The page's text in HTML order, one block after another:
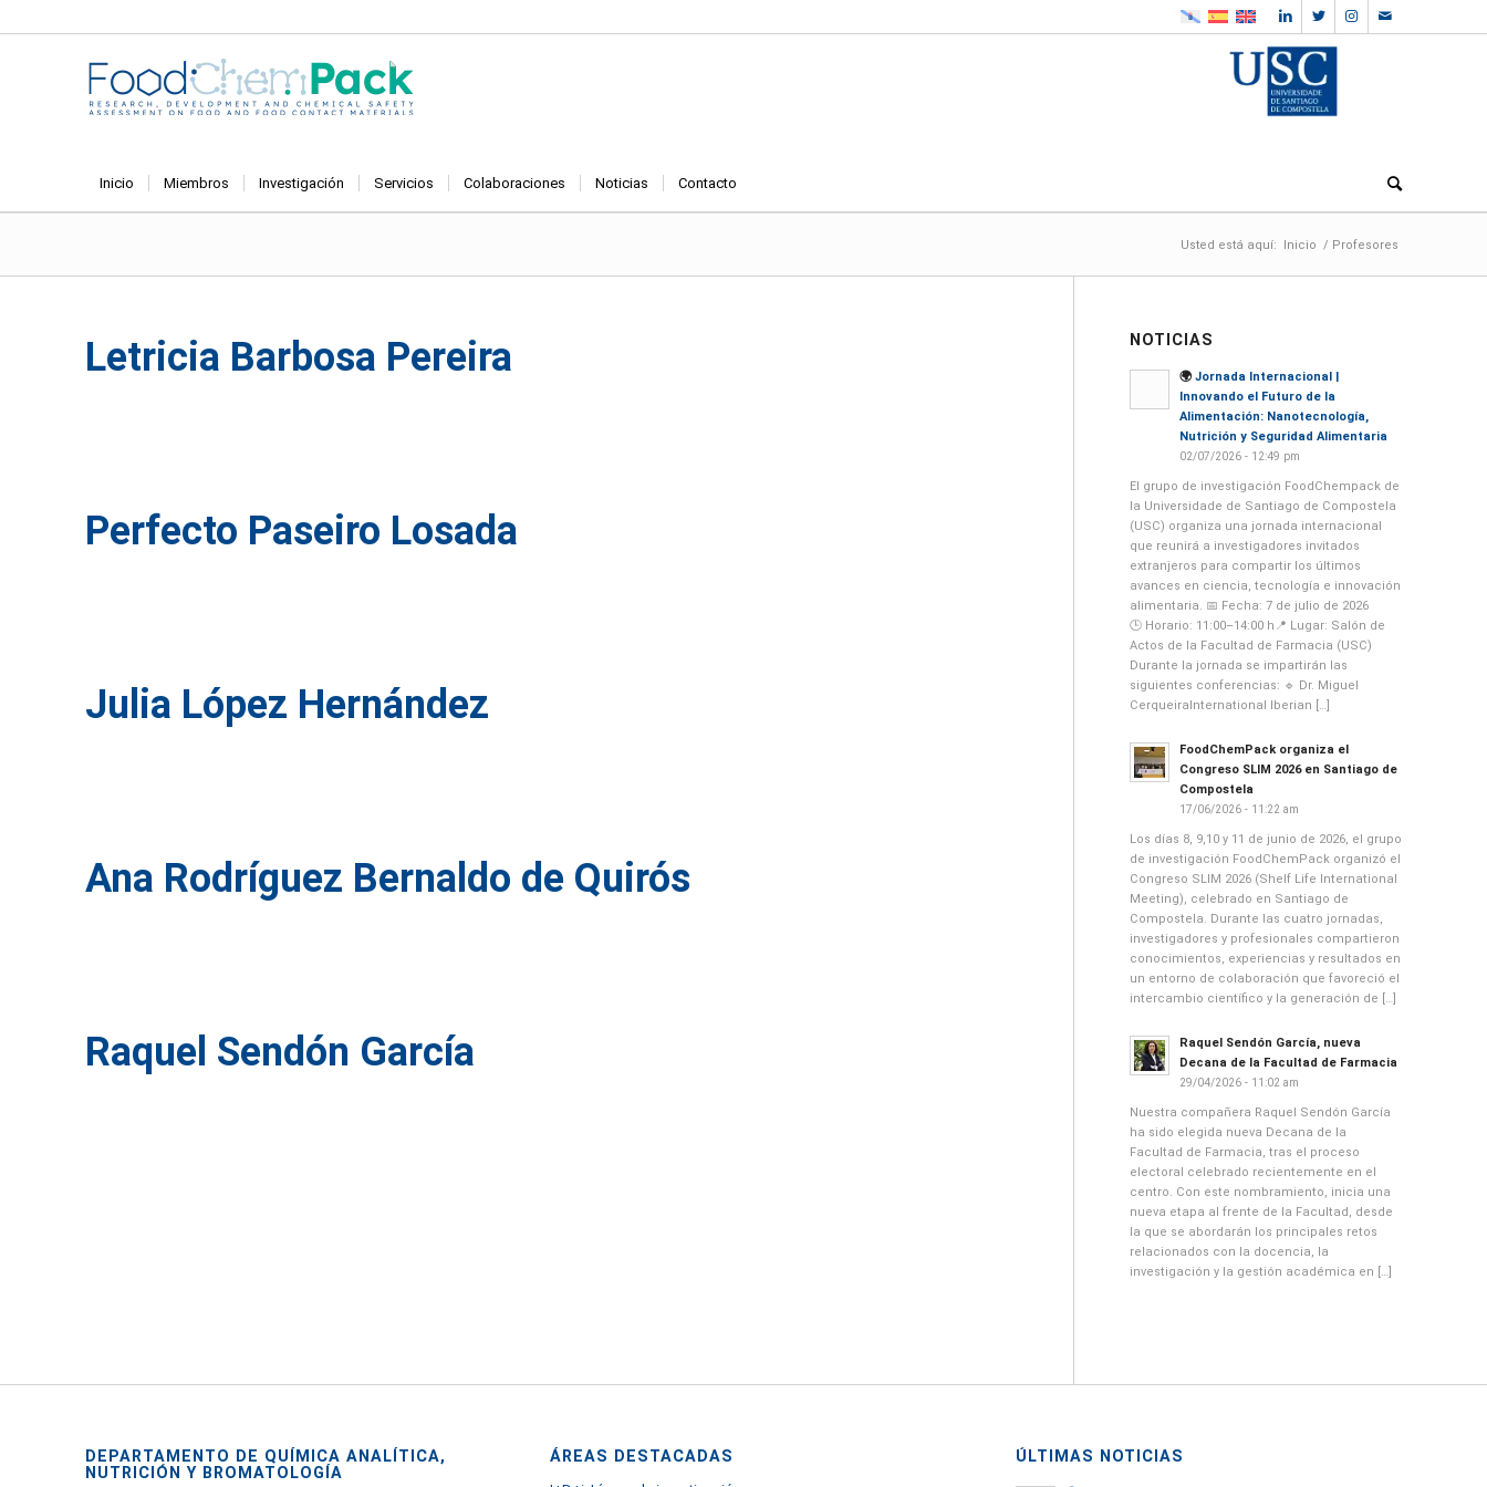
Inicio Miembros Investigación Servicios Colaboraciones Noticias Contacto
Usted está aquí: Inicio / Profesores
Letricia Barbosa Pereira
Perfecto Paseiro Losada
Julia López Hernández
Ana Rodríguez Bernaldo de Quirós
Raquel Sendón García
NOTICIAS
🌍 Jornada Internacional |
Innovando el Futuro de la
Alimentación: Nanotecnología,
Nutrición y Seguridad Alimentaria
02/07/2026 - 12:49 pm
El grupo de investigación FoodChempack de
la Universidade de Santiago de Compostela
(USC) organiza una jornada internacional
que reunirá a investigadores invitados
extranjeros para compartir los últimos
avances en ciencia, tecnología e innovación
alimentaria. 📅 Fecha: 7 de julio de 2026
🕒 Horario: 11:00–14:00 h📍 Lugar: Salón de
Actos de la Facultad de Farmacia (USC)
Durante la jornada se impartirán las
siguientes conferencias: 🔹 Dr. Miguel
CerqueiraInternational Iberian […]
FoodChemPack organiza el
Congreso SLIM 2026 en Santiago de
Compostela
17/06/2026 - 11:22 am
Los días 8, 9,10 y 11 de junio de 2026, el grupo
de investigación FoodChemPack organizó el
Congreso SLIM 2026 (Shelf Life International
Meeting), celebrado en Santiago de
Compostela. Durante las cuatro jornadas,
investigadores y profesionales compartieron
conocimientos, experiencias y resultados en
un entorno de colaboración que favoreció el
intercambio científico y la generación de […]
Raquel Sendón García, nueva
Decana de la Facultad de Farmacia
29/04/2026 - 11:02 am
Nuestra compañera Raquel Sendón García
ha sido elegida nueva Decana de la
Facultad de Farmacia, tras el proceso
electoral celebrado recientemente en el
centro. Con este nombramiento, inicia una
nueva etapa al frente de la Facultad, desde
la que se abordarán los principales retos
relacionados con la docencia, la
investigación y la gestión académica en […]
DEPARTAMENTO DE QUÍMICA ANALÍTICA,
NUTRICIÓN Y BROMATOLOGÍA
ÁREAS DESTACADAS ÚLTIMAS NOTICIAS